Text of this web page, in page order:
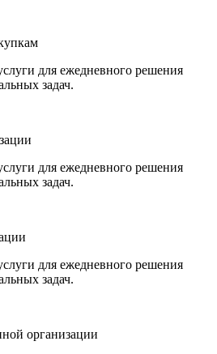
для ежедневного решения
задач.
для ежедневного решения
задач.
для ежедневного решения
задач.
организации